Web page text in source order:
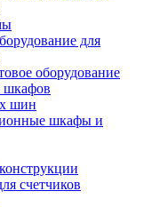
для
оборудование
шкафов
шин
шкафы и
счетчиков